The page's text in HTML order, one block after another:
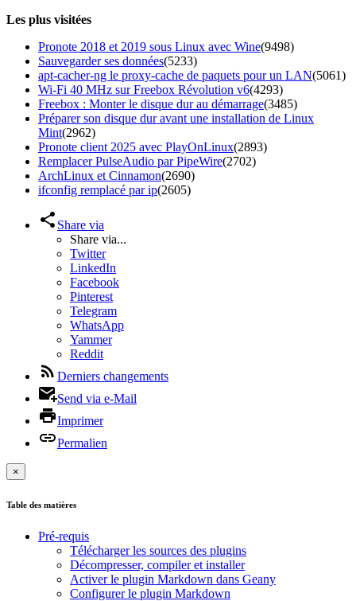
Les plus visitées
Pronote 2018 et 2019 sous Linux avec Wine(9498)
Sauvegarder ses données(5233)
apt-cacher-ng le proxy-cache de paquets pour un LAN(5061)
Wi-Fi 40 MHz sur Freebox Révolution v6(4293)
Freebox : Monter le disque dur au démarrage(3485)
Préparer son disque dur avant une installation de Linux
Mint(2962)
Pronote client 2025 avec PlayOnLinux(2893)
Remplacer PulseAudio par PipeWire(2702)
ArchLinux et Cinnamon(2690)
ifconfig remplacé par ip(2605)
Share via
Share via...
Twitter
LinkedIn
Facebook
Pinterest
Telegram
WhatsApp
Yammer
Reddit
Derniers changements
Send via e-Mail
Imprimer
Permalien
×
Table des matières
Pré-requis
Télécharger les sources des plugins
Décompresser, compiler et installer
Activer le plugin Markdown dans Geany
Configurer le plugin Markdown